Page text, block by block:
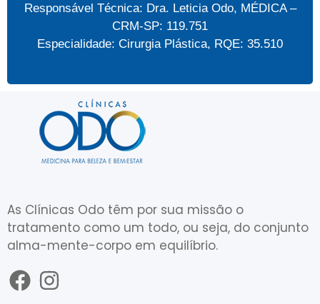
Responsável Técnica: Dra. Leticia Odo, MÉDICA –
CRM-SP: 119.751
Especialidade: Cirurgia Plástica, RQE: 35.510
As Clínicas Odo têm por sua missão o
tratamento como um todo, ou seja, do conjunto
alma-mente-corpo em equilíbrio.